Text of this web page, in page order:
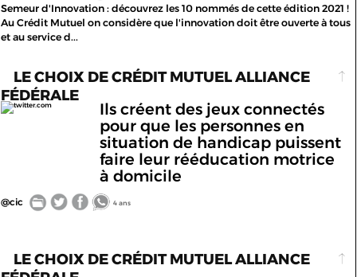
Semeur d'Innovation : découvrez les 10 nommés de cette édition 2021 !
Au Crédit Mutuel on considère que l'innovation doit être ouverte à tous
et au service d...
LE CHOIX DE CRÉDIT MUTUEL ALLIANCE
FÉDÉRALE
twitter.com
Ils créent des jeux connectés
pour que les personnes en
situation de handicap puissent
faire leur rééducation motrice
à domicile
@cic 4 ans
LE CHOIX DE CRÉDIT MUTUEL ALLIANCE